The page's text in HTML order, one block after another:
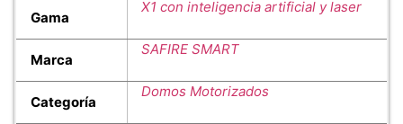
Gama
X1 con inteligencia artificial y laser
Marca
SAFIRE SMART
Categoría
Domos Motorizados